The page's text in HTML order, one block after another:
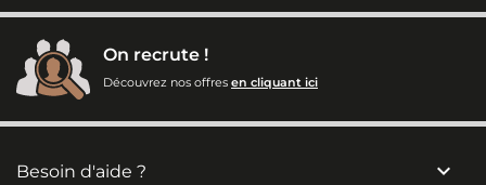
On recrute !
Découvrez nos offres en cliquant ici
Besoin d'aide ? 